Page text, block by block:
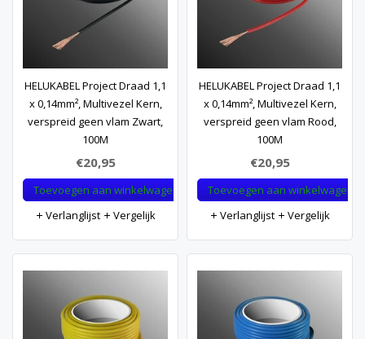
HELUKABEL Project Draad 1,1
x 0,14mm², Multivezel Kern,
verspreid geen vlam Zwart,
100M
€20,95
Toevoegen aan winkelwagen
Verlanglijst
Vergelijk
HELUKABEL Project Draad 1,1
x 0,14mm², Multivezel Kern,
verspreid geen vlam Rood,
100M
€20,95
Toevoegen aan winkelwagen
Verlanglijst
Vergelijk